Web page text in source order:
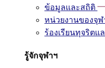
ข้อมูลและสถิติ
หน่วยงานของจุฬ
ร้องเรียนทุจริต
รู้จักจุฬาฯ